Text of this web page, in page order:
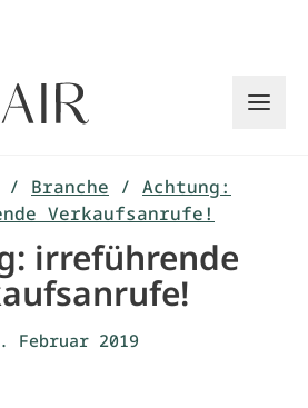
/ Branche / Achtung:
Verkaufsanrufe!
irreführende
Februar 2019